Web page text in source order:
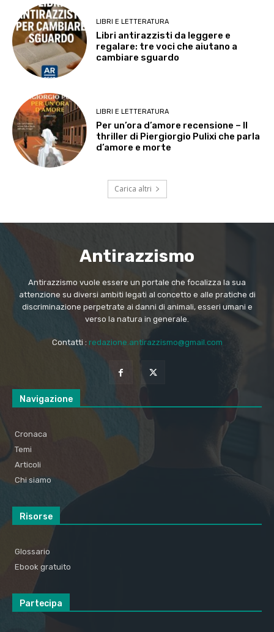
LIBRI E LETTERATURA
Libri antirazzisti da leggere e
regalare: tre voci che aiutano a
cambiare sguardo
LIBRI E LETTERATURA
Per un’ora d’amore recensione – Il
thriller di Piergiorgio Pulixi che parla
d’amore e morte
Carica altri
Antirazzismo
Antirazzismo vuole essere un portale che focalizza la sua
attenzione su diversi ambiti legati al concetto e alle pratiche di
discriminazione perpetrate ai danni di animali, esseri umani e
verso la natura in generale.
Contatti : redazione.antirazzismo@gmail.com
Navigazione
Cronaca
Temi
Articoli
Chi siamo
Risorse
Glossario
Ebook gratuito
Partecipa